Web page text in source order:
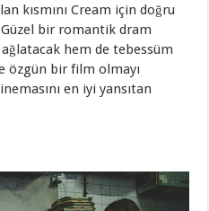
kısmını Cream için doğru
bir romantik dram
hem de tebessüm
özgün bir film olmayı
en iyi yansıtan